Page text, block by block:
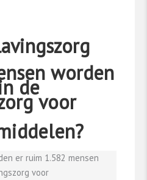
worden
de
voor
er ruim 1.582 mensen
voor